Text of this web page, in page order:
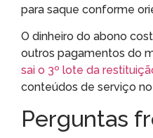
para saque conforme
O dinheiro do abono
outros pagamentos do
sai o 3º lote da
conteúdos de serviço no
Perguntas